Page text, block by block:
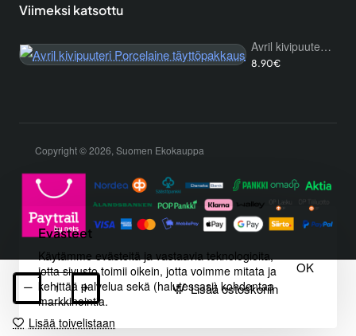
Evästeet
Käytämme evästeitä ja vastaavia teknologioita,
jotta sivusto toimii oikein, jotta voimme mitata ja
kehittää palvelua sekä (halutessasi) kohdentaa
markkinointia.
OK
Lisää ostoskoriin
Lisää toivelistaan
Viimeksi katsottu
Avril kivipuuteri Porcelaine täyttöpakkaus
8.90€
Copyright © 2026, Suomen Ekokauppa